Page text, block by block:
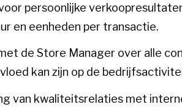
persoonlijke
en eenheden per transactie.
de Store Manager over alle
kan zijn op de
van kwaliteitsrelaties met